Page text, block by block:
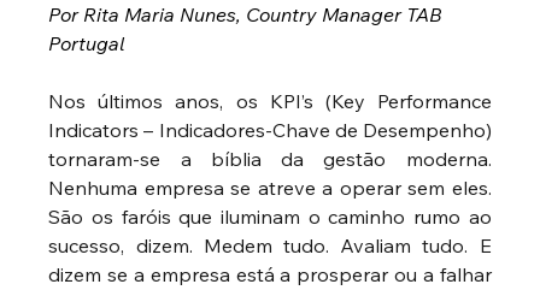
Por Rita Maria Nunes, Country Manager TAB
Portugal
Nos últimos anos, os KPI’s (Key Performance
Indicators – Indicadores-Chave de Desempenho)
tornaram-se a bíblia da gestão moderna.
Nenhuma empresa se atreve a operar sem eles.
São os faróis que iluminam o caminho rumo ao
sucesso, dizem. Medem tudo. Avaliam tudo. E
dizem se a empresa está a prosperar ou a falhar